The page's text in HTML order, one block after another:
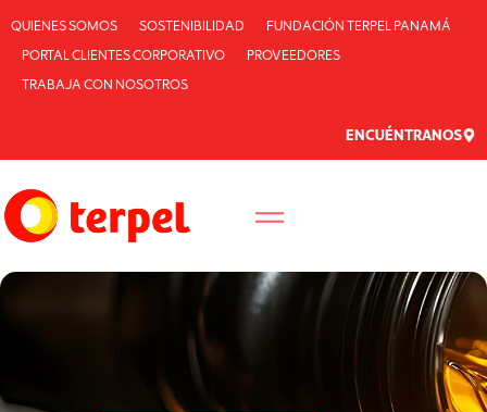
QUIENES SOMOS SOSTENIBILIDAD
FUNDACIÓN TERPEL PANAMÁ
PORTAL CLIENTES CORPORATIVO
PROVEEDORES
TRABAJA CON NOSOTROS
ENCUÉNTRANOS